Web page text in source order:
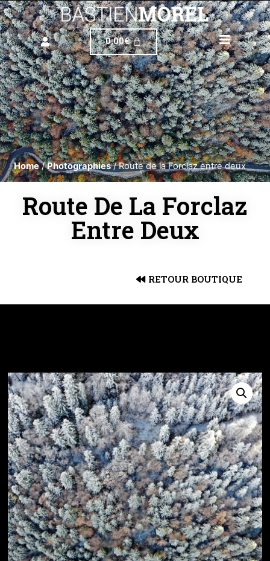
0,00€
Home/Photographies/ Route de la Forclaz entre deux
Route De La Forclaz
Entre Deux
RETOUR BOUTIQUE